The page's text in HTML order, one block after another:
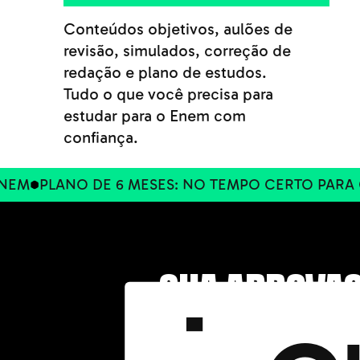
Conteúdos objetivos, aulões de
revisão, simulados, correção de
redação e plano de estudos.
Tudo o que você precisa para
estudar para o Enem com
confiança.
DE 6 MESES: NO TEMPO CERTO PARA O ENEM
SUA